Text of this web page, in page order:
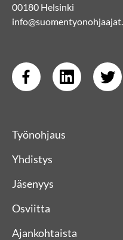
00180 Helsinki
Työnohjaus
Yhdistys
Jäsenyys
Osviitta
Ajankohtaista